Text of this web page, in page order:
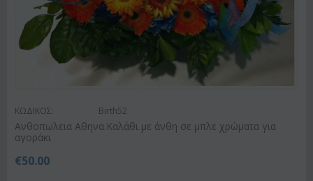
ΚΩΔΙΚΟΣ: Birth52
Ανθοπωλεια Αθηνα.Καλάθι με άνθη σε μπλε χρώματα για
αγοράκι
€50.00